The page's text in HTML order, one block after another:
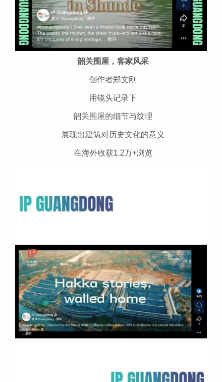
韶关围屋，客家风采
创作者郑文刚
用镜头记录下
韶关围屋的细节与纹理
展现出建筑对历史文化的意义
在海外收获1.2万+浏览